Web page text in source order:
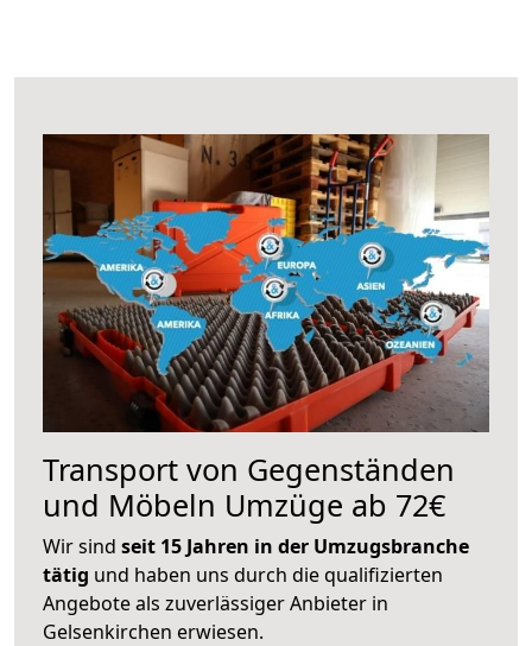
Transport von Gegenständen
und Möbeln Umzüge ab 72€
Wir sind seit 15 Jahren in der Umzugsbranche
tätig und haben uns durch die qualifizierten
Angebote als zuverlässiger Anbieter in
Gelsenkirchen erwiesen.